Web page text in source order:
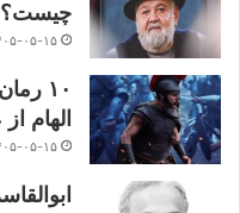
چیست؟
۱۴۰۵-۰۵-
۱۰
الهام
۱۴۰۵-۰۵-